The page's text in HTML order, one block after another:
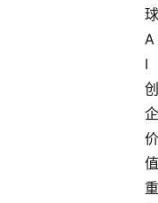
球
A
I
创
企
价
值
重